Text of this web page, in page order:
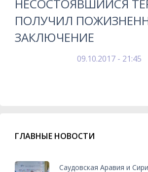
НЕСОСТОЯВШИЙСЯ
ПОЛУЧИЛ
ЗАКЛЮЧЕНИЕ
09.10.2017 - 21:45
ГЛАВНЫЕ НОВОСТИ
Саудовская Аравия и